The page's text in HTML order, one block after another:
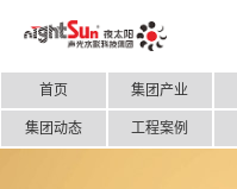
首页 集团产业
集团动态 工程案例